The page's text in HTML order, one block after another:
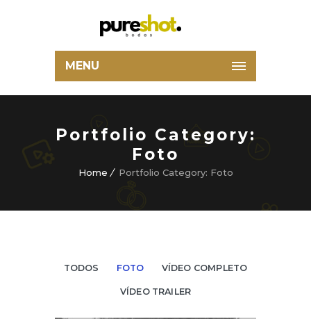
MENU
Portfolio Category:
Foto
Home Portfolio Category: Foto
TODOS FOTO VÍDEO COMPLETO
VÍDEO TRAILER